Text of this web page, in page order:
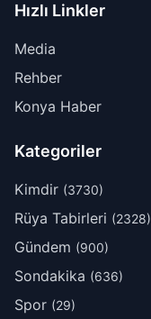
Hızlı Linkler
Media
Rehber
Konya Haber
Kategoriler
Kimdir (3730)
Rüya Tabirleri (2328)
Gündem (900)
Sondakika (636)
Spor (29)